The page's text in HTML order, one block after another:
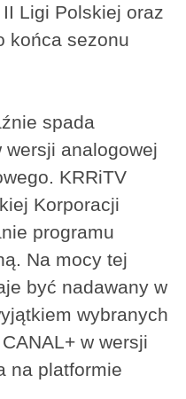
Ligi Polskiej oraz
końca sezonu
spada
wersji analogowej
KRRiTV
Korporacji
programu
Na mocy tej
być nadawany w
wybranych
w wersji
na platformie